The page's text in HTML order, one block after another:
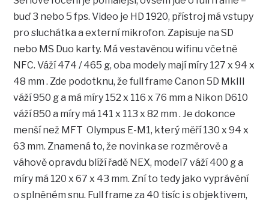
buď 3 nebo 5 fps. Video je HD 1920, přístroj má vstupy
pro sluchátka a externí mikrofon. Zapisuje na SD
nebo MS Duo karty. Má vestavěnou wifinu včetně
NFC. Váží 474 / 465 g, oba modely mají míry 127 x 94 x
48 mm . Zde podotknu, že full frame Canon 5D MkIII
váží 950 g a má míry 152 x 116 x 76 mm a Nikon D610
váží 850 a míry má 141 x 113 x 82 mm . Je dokonce
menší než MFT Olympus E-M1, který měří 130 x 94 x
63 mm.Znamená to, že novinka se rozměrově a
váhově opravdu blíží řadě NEX, model7 váží 400 g a
míry má 120 x 67 x 43 mm. Zní to tedy jako vyprávění
o splněném snu. Full frame za 40 tisíc i s objektivem,